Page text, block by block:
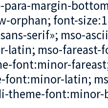
para-margin-
orphan; font-
serif»; mso-
mso-fareast-
font:minor-
font:minor-latin;
theme-